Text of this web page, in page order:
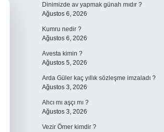
Dinimizde av yapmak günah mıdır ?
Ağustos 6, 2026
Kumru nedir ?
Ağustos 6, 2026
Avesta kimin ?
Ağustos 5, 2026
Arda Güler kaç yıllık sözleşme imzaladı ?
Ağustos 3, 2026
Ahcı mı aşçı mı ?
Ağustos 3, 2026
Vezir Ömer kimdir ?